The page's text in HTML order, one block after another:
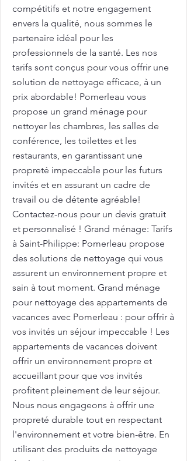
compétitifs et notre engagement
envers la qualité, nous sommes le
partenaire idéal pour les
professionnels de la santé. Les nos
tarifs sont conçus pour vous offrir une
solution de nettoyage efficace, à un
prix abordable! Pomerleau vous
propose un grand ménage pour
nettoyer les chambres, les salles de
conférence, les toilettes et les
restaurants, en garantissant une
propreté impeccable pour les futurs
invités et en assurant un cadre de
travail ou de détente agréable!
Contactez-nous pour un devis gratuit
et personnalisé ! Grand ménage: Tarifs
à Saint-Philippe: Pomerleau propose
des solutions de nettoyage qui vous
assurent un environnement propre et
sain à tout moment. Grand ménage
pour nettoyage des appartements de
vacances avec Pomerleau : pour offrir à
vos invités un séjour impeccable ! Les
appartements de vacances doivent
offrir un environnement propre et
accueillant pour que vos invités
profitent pleinement de leur séjour.
Nous nous engageons à offrir une
propreté durable tout en respectant
l'environnement et votre bien-être. En
utilisant des produits de nettoyage